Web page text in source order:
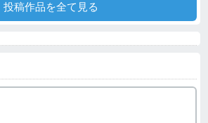
投稿作品を全て見る